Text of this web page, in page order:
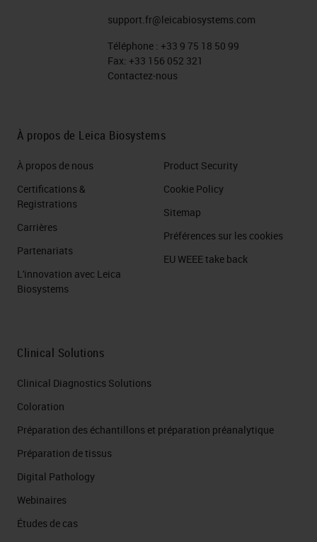
support.fr@leicabiosystems.com
Téléphone : +33 9 75 18 50 99
Fax: +33 156 052 321
Contactez-nous
À propos de Leica Biosystems
À propos de nous
Certifications &
Registrations
Carrières
Partenariats
L'innovation avec Leica
Biosystems
Product Security
Cookie Policy
Sitemap
Préférences sur les cookies
EU WEEE take back
Clinical Solutions
Clinical Diagnostics Solutions
Coloration
Préparation des échantillons et préparation préanalytique
Préparation de tissus
Digital Pathology
Webinaires
Études de cas